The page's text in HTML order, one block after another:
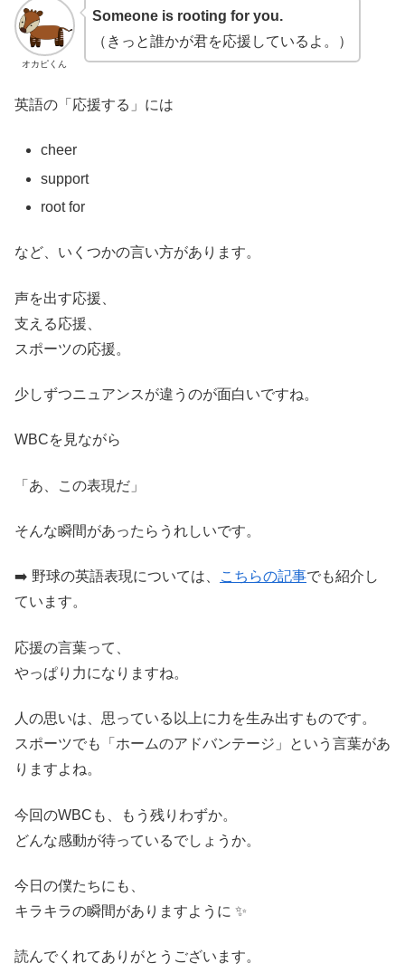
オカピくん
Someone is rooting for you.
（きっと誰かが君を応援しているよ。）
英語の「応援する」には
cheer
support
root for
など、いくつかの言い方があります。
声を出す応援、
支える応援、
スポーツの応援。
少しずつニュアンスが違うのが面白いですね。
WBCを見ながら
「あ、この表現だ」
そんな瞬間があったらうれしいです。
➡️ 野球の英語表現については、 こちらの記事でも紹介し
ています。
応援の言葉って、
やっぱり力になりますね。
人の思いは、思っている以上に力を生み出すものです。
スポーツでも「ホームのアドバンテージ」という言葉があ
りますよね。
今回のWBCも、もう残りわずか。
どんな感動が待っているでしょうか。
今日の僕たちにも、
キラキラの瞬間がありますように ✨
読んでくれてありがとうございます。